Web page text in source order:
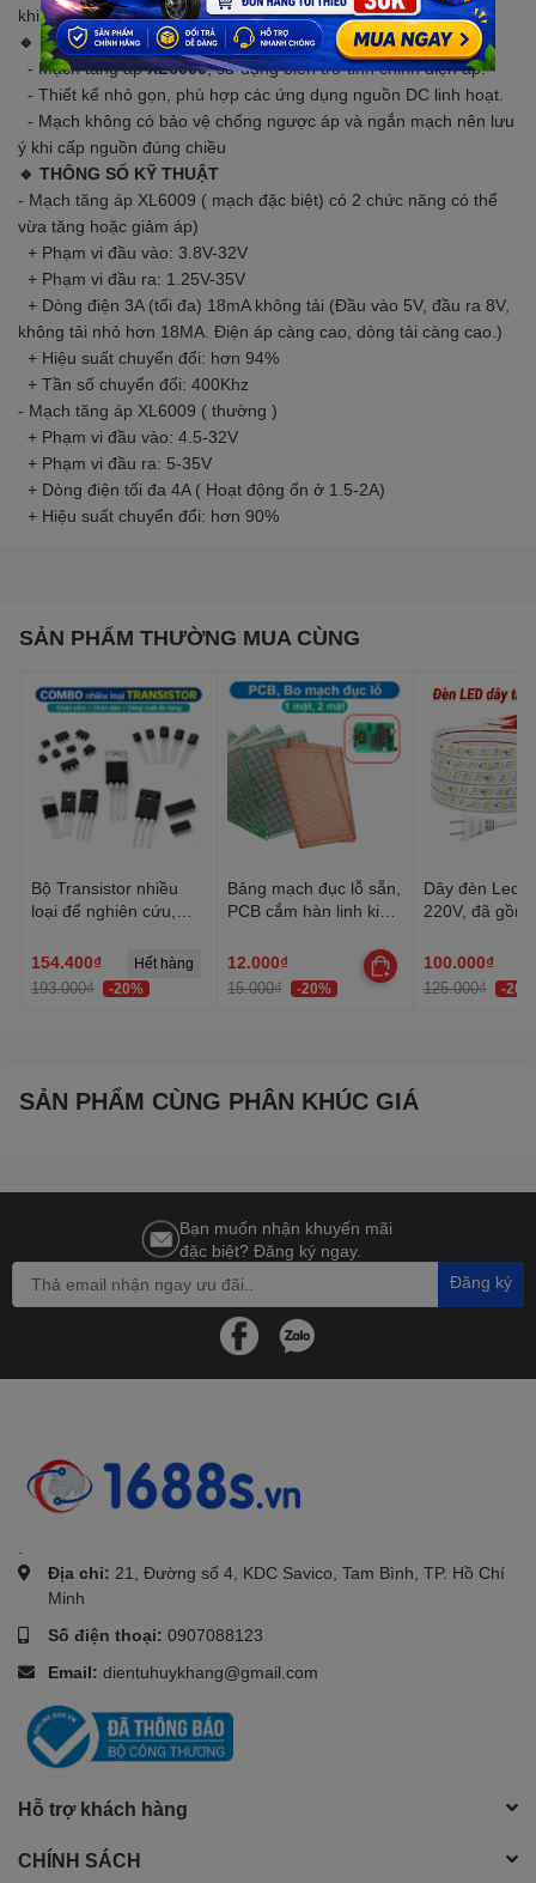
khi dùng đến5Anên thêmquạt làm mát.
🔹 MÔ TẢ SẢN PHẨM
- Mạch tăng ápXL6009, sử dụng biến trở tinh chỉnh điện áp.
- Thiết kế nhỏ gọn, phù hợp các ứng dụng nguồn DC linh hoạt.
- Mạch không có bảo vệ chống ngược áp và ngắn mạch nên lưu
ý khi cấp nguồn đúng chiều
🔹 THÔNG SỐ KỸ THUẬT
- Mạch tăng áp XL6009 ( mạch đặc biệt) có 2 chức năng có thể
vừa tăng hoặc giảm áp)
+ Phạm vi đầu vào: 3.8V-32V
+ Phạm vi đầu ra: 1.25V-35V
+ Dòng điện 3A (tối đa) 18mA không tải (Đầu vào 5V, đầu ra 8V,
không tải nhỏ hơn 18MA. Điện áp càng cao, dòng tải càng cao.)
+ Hiệu suất chuyển đổi: hơn 94%
+ Tần số chuyển đổi: 400Khz
- Mạch tăng áp XL6009 ( thường )
+ Phạm vi đầu vào: 4.5-32V
+ Phạm vi đầu ra: 5-35V
+ Dòng điện tối đa 4A ( Hoạt động ổn ở 1.5-2A)
+ Hiệu suất chuyển đổi: hơn 90%
SẢN PHẨM THƯỜNG MUA CÙNG
Bộ Transistor nhiều
loại để nghiên cứu,
154.400₫
193.000₫ -20%
Hết hàng
Bảng mạch đục lỗ sẵn,
PCB cắm hàn linh kiện
12.000₫
15.000₫ -20%
Dây đèn Led
220V, đã gồm
trang trí quấn
trần, lễ Tết
100.000₫
125.000₫ -20%
SẢN PHẨM CÙNG PHÂN KHÚC GIÁ
Bạn muốn nhận khuyến mãi
đặc biệt? Đăng ký ngay.
Đăng ký
Địa chỉ: 21, Đường số 4, KDC Savico, Tam Bình, TP. Hồ Chí
Minh
Số điện thoại: 0907088123
Email: dientuhuykhang@gmail.com
Hỗ trợ khách hàng
CHÍNH SÁCH